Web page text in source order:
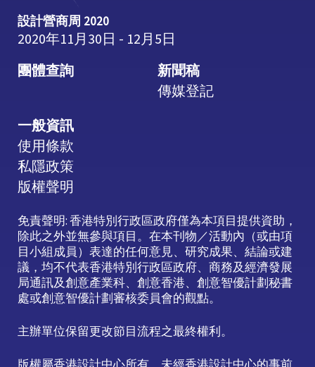
設計營商周 2020
2020年11月30日 - 12月5日
團體查詢
新聞稿
傳媒登記
一般資訊
使用條款
私隱政策
版權聲明
免責聲明: 香港特別行政區政府僅為本項目提供資助，
除此之外並無參與項目。在本刊物／活動內（或由項
目小組成員）表達的任何意見、研究成果、結論或建
議，均不代表香港特別行政區政府、商務及經濟發展
局通訊及創意產業科、創意香港、創意智優計劃秘書
處或創意智優計劃審核委員會的觀點。
主辦單位保留更改節目流程之最終權利。